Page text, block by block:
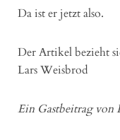
Da ist er jetzt also.
Der Artikel bezieht
Lars Weisbrod
Ein Gastbeitrag von